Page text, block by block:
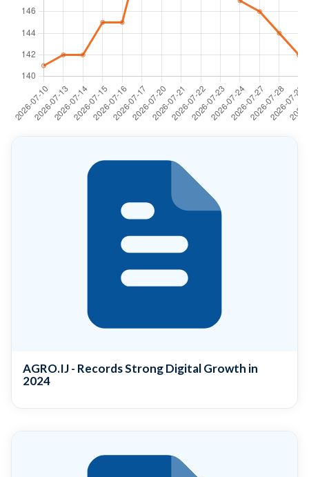
AGRO.IJ - Records Strong Digital Growth in
2024